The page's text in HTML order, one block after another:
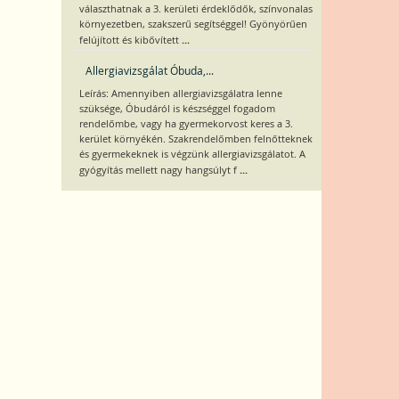
választhatnak a 3. kerületi érdeklődők, színvonalas
környezetben, szakszerű segítséggel! Gyönyörűen
felújított és kibővített ...
Allergiavizsgálat Óbuda,...
Leírás: Amennyiben allergiavizsgálatra lenne
szüksége, Óbudáról is készséggel fogadom
rendelőmbe, vagy ha gyermekorvost keres a 3.
kerület környékén. Szakrendelőmben felnőtteknek
és gyermekeknek is végzünk allergiavizsgálatot. A
gyógyítás mellett nagy hangsúlyt f ...